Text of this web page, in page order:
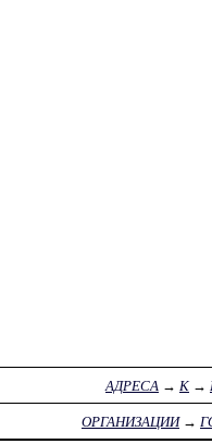
АДРЕСА → К→
ОРГАНИЗАЦИИ→